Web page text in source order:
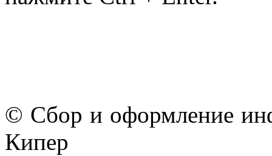
© Сбор и оформление
Кипер